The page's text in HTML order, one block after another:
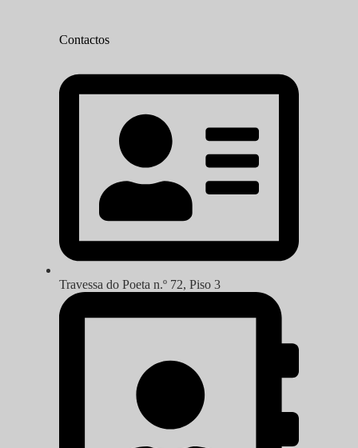
Contactos
Travessa do Poeta n.º 72, Piso 3